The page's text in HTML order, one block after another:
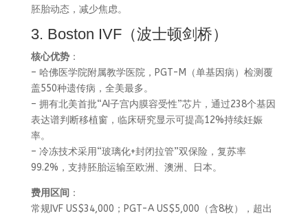
胚胎动态，减少焦虑。
3. Boston IVF（波士顿剑桥）
核心优势：
– 哈佛医学院附属教学医院，PGT-M（单基因病）检测覆
盖550种遗传病，全美最多。
– 拥有北美首批“AI子宫内膜容受性”芯片，通过238个基因
表达谱判断移植窗，临床研究显示可提高12%持续妊娠
率。
– 冷冻技术采用“玻璃化+封闭拉管”双保险，复苏率
99.2%，支持胚胎运输至欧洲、澳洲、日本。
费用区间 ：
常规IVF US$34,000；PGT-A US$5,000（含8枚），超出